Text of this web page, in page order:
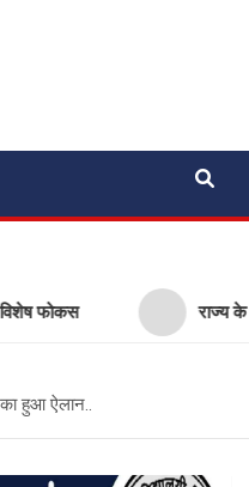
राज्य के
का हुआ ऐलान..